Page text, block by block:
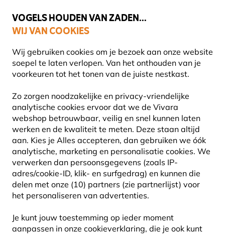
VOGELS HOUDEN VAN ZADEN...
WIJ VAN COOKIES
Wij gebruiken cookies om je bezoek aan onze website
soepel te laten verlopen. Van het onthouden van je
voorkeuren tot het tonen van de juiste nestkast.
Zo zorgen noodzakelijke en privacy-vriendelijke
analytische cookies ervoor dat we de Vivara
webshop betrouwbaar, veilig en snel kunnen laten
werken en de kwaliteit te meten. Deze staan altijd
aan. Kies je Alles accepteren, dan gebruiken we óók
analytische, marketing en personalisatie cookies. We
verwerken dan persoonsgegevens (zoals IP-
adres/cookie-ID, klik- en surfgedrag) en kunnen die
delen met onze (10) partners (zie partnerlijst) voor
het personaliseren van advertenties.
Je kunt jouw toestemming op ieder moment
aanpassen in onze cookieverklaring, die je ook kunt
Uitstekend beoordeeld in 11 landen
Gratis thuisbezorgd vanaf €49